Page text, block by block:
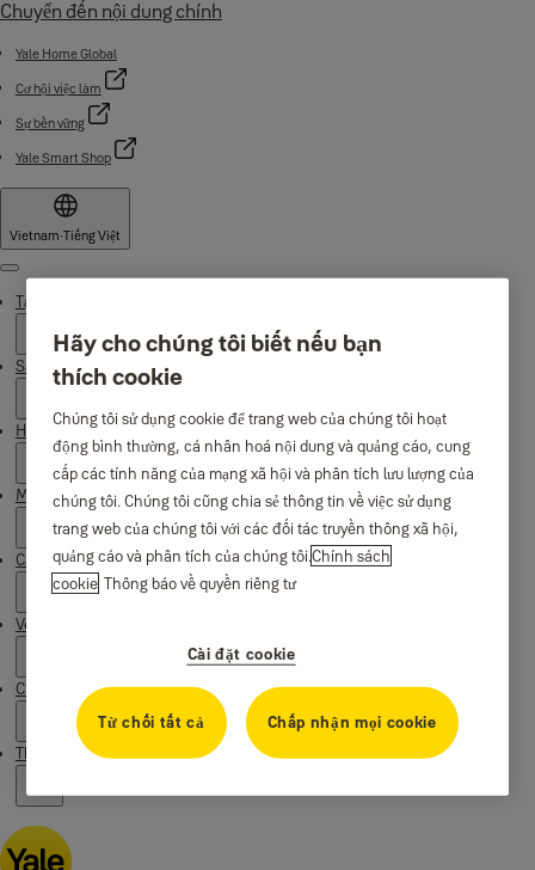
Chuyển đến nội dung chính
Yale Home Global
Cơ hội việc làm
Sự bền vững
Yale Smart Shop
Vietnam·Tiếng Việt
Menu
Tại sao là Yale
Sản phẩm
Hỗ trợ
Mua ở đâu
Câu chuyện
Về chúng tôi
Chiến dịch
Thư viện thông tin
Hãy cho chúng tôi biết nếu bạn
thích cookie
Chúng tôi sử dụng cookie để trang web của chúng tôi hoạt
động bình thường, cá nhân hoá nội dung và quảng cáo, cung
cấp các tính năng của mạng xã hội và phân tích lưu lượng của
chúng tôi. Chúng tôi cũng chia sẻ thông tin về việc sử dụng
trang web của chúng tôi với các đối tác truyền thông xã hội,
quảng cáo và phân tích của chúng tôi.Chính sách
cookie Thông báo về quyền riêng tư
Cài đặt cookie
Từ chối tất cả Chấp nhận mọi cookie